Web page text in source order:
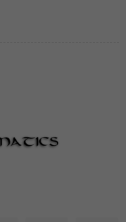
site Web.